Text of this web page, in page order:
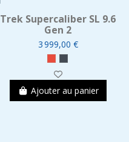
Trek Supercaliber SL 9.6
Gen 2
3 999,00 €
Ajouter au panier